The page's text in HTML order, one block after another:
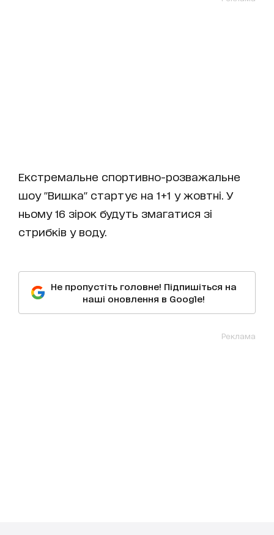
Екстремальне спортивно-розважальне
шоу "Вишка" стартує на 1+1 у жовтні. У
ньому 16 зірок будуть змагатися зі
стрибків у воду.
Не пропустіть головне! Підпишіться на
наші оновлення в Google!
Реклама